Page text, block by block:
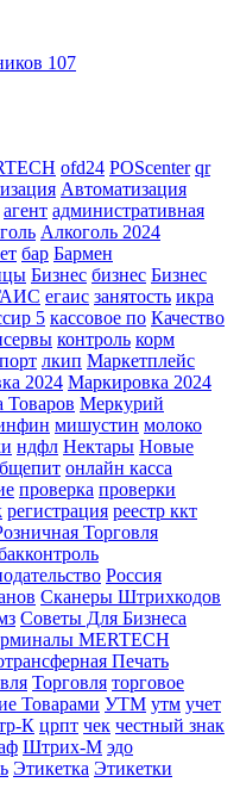
107
ofd24 POScenter qr
Автоматизация
агент административная
Алкоголь 2024
бар Бармен
Бизнес бизнес Бизнес
егаис занятость икра
5 кассовое по Качество
контроль корм
лкип Маркетплейс
2024 Маркировка 2024
Товаров Меркурий
мишустин молоко
ндфл Нектары Новые
онлайн касса
проверка проверки
регистрация реестр ккт
Торговля
Россия
Сканеры Штрихкодов
Советы Для Бизнеса
MERTECH
Печать
Торговля торговое
Товарами УТМ утм учет
К црпт чек честный знак
Штрих-М эдо
Этикетка Этикетки